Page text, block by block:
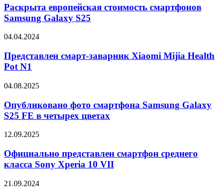
стоимость
смартфонов
Samsung
S25
Раскрыта европейская стоимость смартфонов
Samsung Galaxy S25
Представлен
заварник
Xiaomi
Mijia
Pot
04.04.2024
Представлен смарт-заварник Xiaomi Mijia Health
Pot N1
Опубликовано
смартфона
Samsung
Galaxy
FE
четырех
цветах
04.08.2025
Опубликовано фото смартфона Samsung Galaxy
S25 FE в четырех цветах
Официально
смартфон
среднего
класса
Xperia
12.09.2025
Официально представлен смартфон среднего
класса Sony Xperia 10 VII
Представлены
21.09.2024